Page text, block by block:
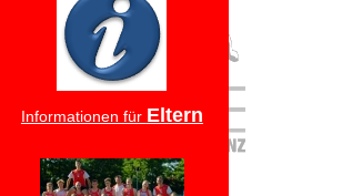
Informationen für Eltern